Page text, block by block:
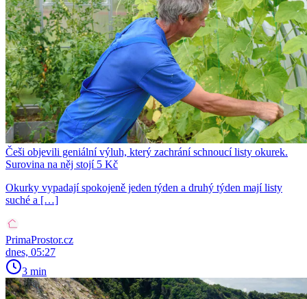
Češi objevili geniální výluh, který zachrání schnoucí listy okurek.
Surovina na něj stojí 5 Kč
Okurky vypadají spokojeně jeden týden a druhý týden mají listy
suché a […]
PrimaProstor.cz
dnes, 05:27
3 min